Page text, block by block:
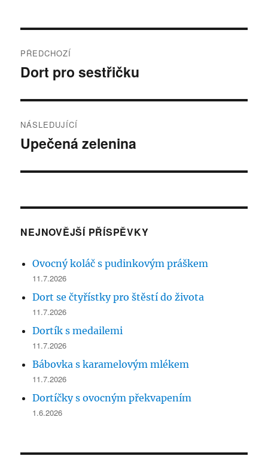
pro
PŘEDCHOZÍ
Předchozí
Dort pro sestřičku
NÁSLEDUJÍCÍ
Následující
Upečená zelenina
NEJNOVĚJŠÍ PŘÍSPĚVKY
Ovocný koláč s pudinkovým práškem
11.7.2026
Dort se čtyřístky pro štěstí do života
11.7.2026
Dortík s medailemi
11.7.2026
Bábovka s karamelovým mlékem
11.7.2026
Dortíčky s ovocným překvapením
1.6.2026